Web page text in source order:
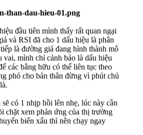
đầu tiên mình thấy rất quan ngại
và RSI đã cho 1 dấu hiệu là phân
là đường giá đang hình thành mô
vai, mình chỉ cảnh báo là dấu hiệu
các bằng hữu có thể liên tục theo
phó cho bản thân đừng vì phút chủ
có 1 nhịp hồi lên nhẹ, lúc này cần
chặt xem phản ứng của thị trường
biến xấu thì nên chạy ngay